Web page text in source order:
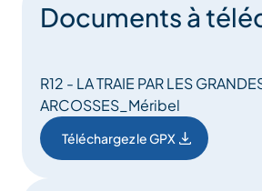
Documents à
R12 - LA TRAIE PAR LES
ARCOSSES_Méribel
Téléchargez le GPX